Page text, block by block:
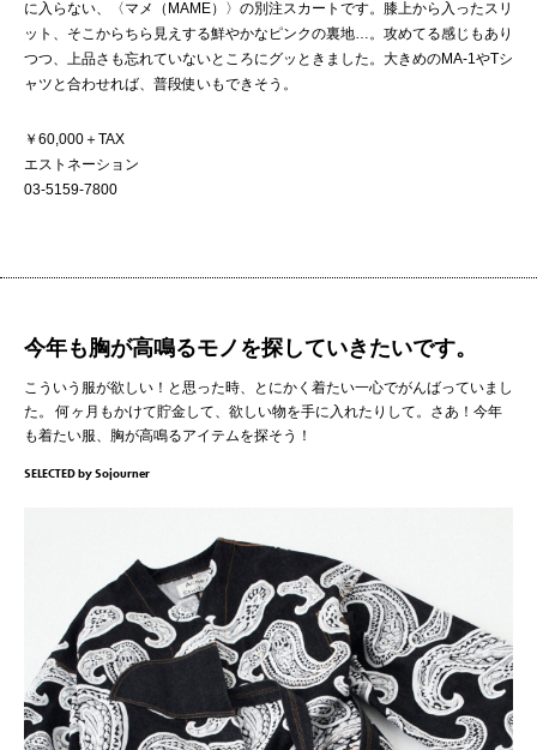
に入らない、〈マメ（MAME）〉の別注スカートです。膝上から入ったスリ
ット、そこからちら見えする鮮やかなピンクの裏地…。攻めてる感じもあり
つつ、上品さも忘れていないところにグッときました。大きめのMA-1やTシ
ャツと合わせれば、普段使いもできそう。
￥60,000＋TAX
エストネーション
03-5159-7800
今年も胸が高鳴るモノを探していきたいです。
こういう服が欲しい！と思った時、とにかく着たい一心でがんばっていまし
た。
何ヶ月もかけて貯金して、欲しい物を手に入れたりして。さあ！今年
も着たい服、胸が高鳴るアイテムを探そう！
SELECTED by Sojourner